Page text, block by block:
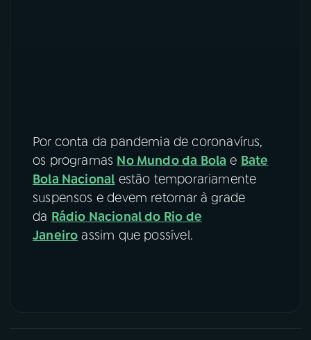
Por conta da pandemia de coronavírus,
os programas No Mundo da Bola e Bate
Bola Nacional estão temporariamente
suspensos e devem retornar à grade
da Rádio Nacional do Rio de
Janeiro assim que possível.